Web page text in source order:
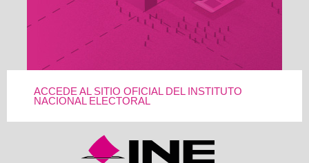
ACCEDE AL SITIO OFICIAL DEL INSTITUTO
NACIONAL ELECTORAL